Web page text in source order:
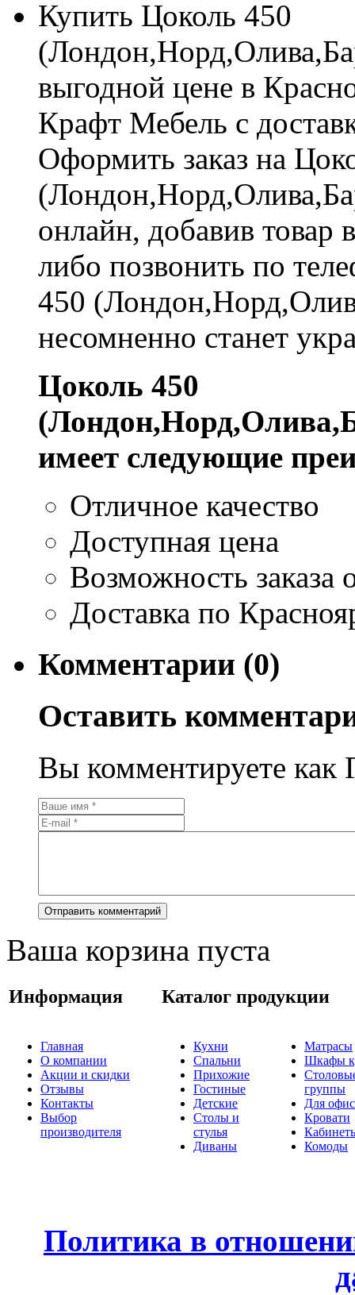
Купить Цоколь 450
выгодной цене в
Крафт Мебель с
Оформить заказ на
онлайн, добавив товар
либо позвонить по
450
несомненно станет
Цоколь 450
имеет следующие
Отличное качество
Доступная цена
Возможность заказа
Доставка по
Комментарии (0)
Оставить
Вы комментируете как
Ваша корзина пуста
Информация Каталог продукции
Главная
О компании
Акции и скидки
Отзывы
Контакты
Выбор
производителя
Кухни
Спальни
Прихожие
Гостиные
Детские
Столы и
стулья
Диваны
Матрасы
Шкафы
группы
Для
Кровати
Комоды
Политика в